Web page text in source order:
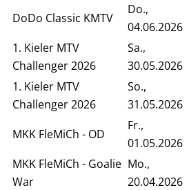
DoDo Classic KMTV
Do.,
04.06.2026
1. Kieler MTV
Challenger 2026
Sa.,
30.05.2026
1. Kieler MTV
Challenger 2026
So.,
31.05.2026
MKK FleMiCh - OD
Fr.,
01.05.2026
MKK FleMiCh - Goalie
War
Mo.,
20.04.2026